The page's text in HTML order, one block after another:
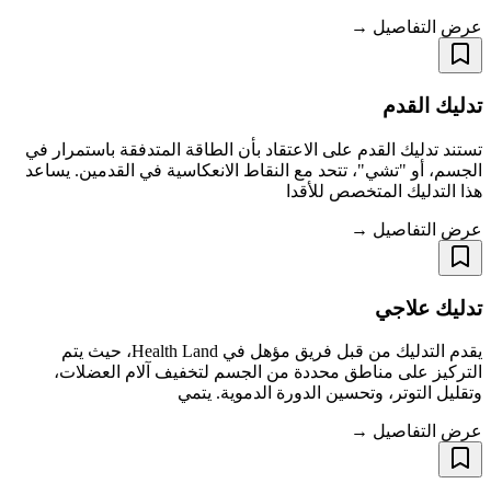
عرض التفاصيل →
تدليك القدم
تستند تدليك القدم على الاعتقاد بأن الطاقة المتدفقة باستمرار في
الجسم، أو "تشي"، تتحد مع النقاط الانعكاسية في القدمين. يساعد
هذا التدليك المتخصص للأقدا
عرض التفاصيل →
تدليك علاجي
يقدم التدليك من قبل فريق مؤهل في Health Land، حيث يتم
التركيز على مناطق محددة من الجسم لتخفيف آلام العضلات،
وتقليل التوتر، وتحسين الدورة الدموية. يتمي
عرض التفاصيل →